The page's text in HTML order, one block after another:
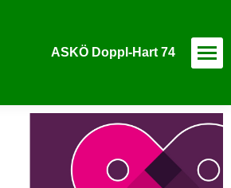
ASKÖ Doppl-Hart 74